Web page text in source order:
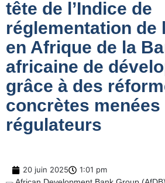
tête de l’Indice de
réglementation de
en Afrique de la
africaine de
grâce à des
concrètes menées
régulateurs
20 juin 2025 1:01 pm